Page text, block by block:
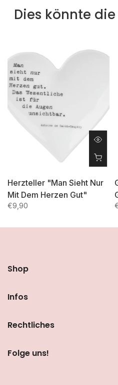
Dies könnte
Herzteller "Man Sieht Nur
Mit Dem Herzen Gut"
€9,90
Shop
Infos
Rechtliches
Folge uns!